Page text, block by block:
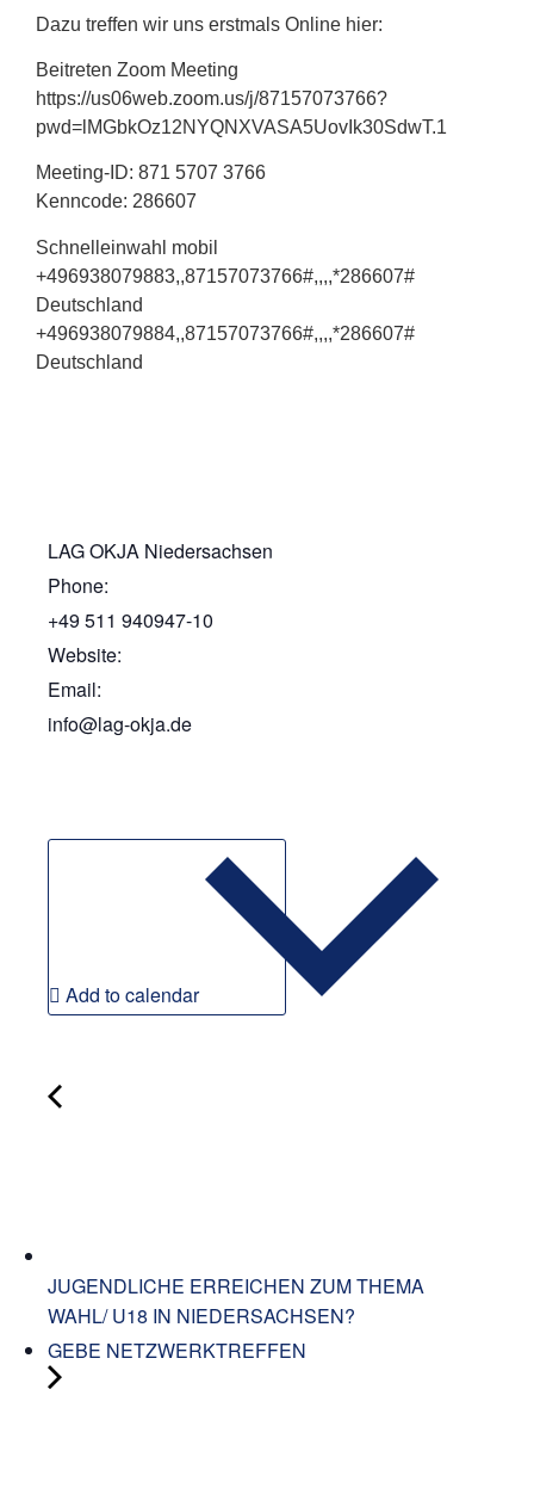
Dazu treffen wir uns erstmals Online hier:
Beitreten Zoom Meeting
https://us06web.zoom.us/j/87157073766?
pwd=lMGbkOz12NYQNXVASA5UovIk30SdwT.1
Meeting-ID: 871 5707 3766
Kenncode: 286607
Schnelleinwahl mobil
+496938079883,,87157073766#,,,,*286607#
Deutschland
+496938079884,,87157073766#,,,,*286607#
Deutschland
LAG OKJA Niedersachsen
Phone:
+49 511 940947-10
Website:
Email:
info@lag-okja.de
Add to calendar
JUGENDLICHE ERREICHEN ZUM THEMA
WAHL/ U18 IN NIEDERSACHSEN?
GEBE NETZWERKTREFFEN